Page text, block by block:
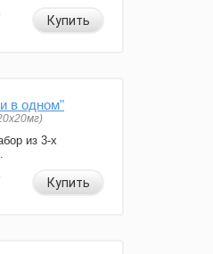
Купить
в одном"
из 3-х
Купить